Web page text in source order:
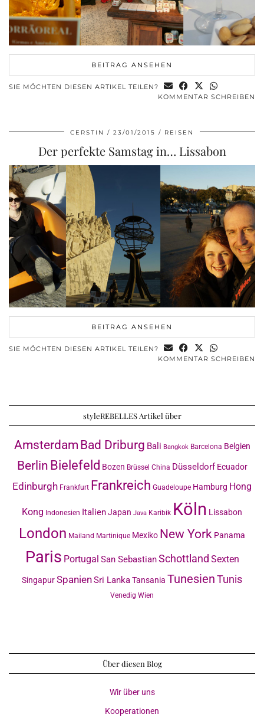
BEITRAG ANSEHEN
SIE MÖCHTEN DIESEN ARTIKEL TEILEN?
KOMMENTAR SCHREIBEN
CERSTIN 23/01/2015 REISEN
Der perfekte Samstag in… Lissabon
BEITRAG ANSEHEN
SIE MÖCHTEN DIESEN ARTIKEL TEILEN?
KOMMENTAR SCHREIBEN
styleREBELLES Artikel über
Amsterdam Bad Driburg Bali Bangkok Barcelona Belgien
Berlin Bielefeld Bozen Brüssel China Düsseldorf Ecuador
Edinburgh Frankfurt Frankreich Guadeloupe Hamburg Hong
Kong Indonesien ItalienJapan Java Karibik Köln Lissabon
London Mailand Martinique Mexiko New York Panama
Paris Portugal San SebastianSchottland Sexten
SingapurSpanienSri LankaTansania TunesienTunis
Venedig Wien
Über diesen Blog
Wir über uns
Kooperationen